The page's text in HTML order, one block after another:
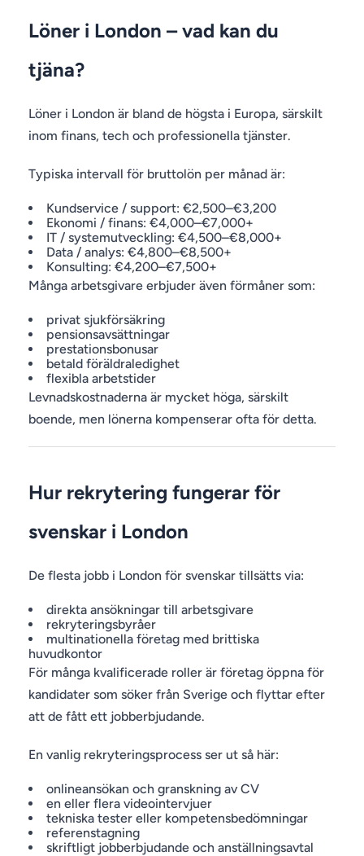
Löner i London – vad kan du
tjäna?
Löner i London är bland de högsta i Europa, särskilt
inom finans, tech och professionella tjänster.
Typiska intervall för bruttolön per månad är:
Kundservice / support: €2,500–€3,200
Ekonomi / finans: €4,000–€7,000+
IT / systemutveckling: €4,500–€8,000+
Data / analys: €4,800–€8,500+
Konsulting: €4,200–€7,500+
Många arbetsgivare erbjuder även förmåner som:
privat sjukförsäkring
pensionsavsättningar
prestationsbonusar
betald föräldraledighet
flexibla arbetstider
Levnadskostnaderna är mycket höga, särskilt
boende, men lönerna kompenserar ofta för detta.
Hur rekrytering fungerar för
svenskar i London
De flesta jobb i London för svenskar tillsätts via:
direkta ansökningar till arbetsgivare
rekryteringsbyråer
multinationella företag med brittiska
huvudkontor
För många kvalificerade roller är företag öppna för
kandidater som söker från Sverige och flyttar efter
att de fått ett jobberbjudande.
En vanlig rekryteringsprocess ser ut så här:
onlineansökan och granskning av CV
en eller flera videointervjuer
tekniska tester eller kompetensbedömningar
referenstagning
skriftligt jobberbjudande och anställningsavtal